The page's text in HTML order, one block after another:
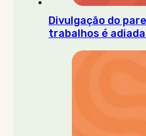
Divulgação do
trabalhos é